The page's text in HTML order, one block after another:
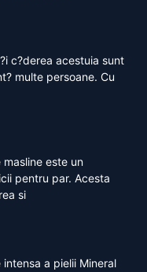
c?derea acestuia sunt
multe persoane. Cu
este un
pentru par. Acesta
si
a pielii Mineral